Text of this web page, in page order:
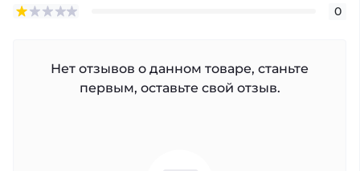
0
Нет отзывов о данном товаре, станьте
первым, оставьте свой отзыв.